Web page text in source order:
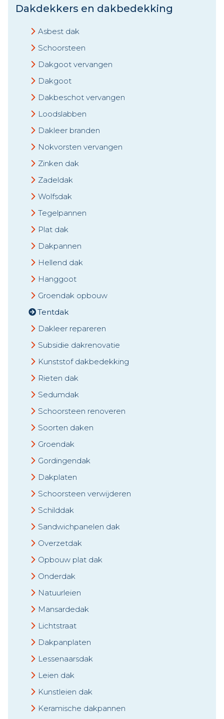
Dakdekkers en dakbedekking
Asbest dak
Schoorsteen
Dakgoot vervangen
Dakgoot
Dakbeschot vervangen
Loodslabben
Dakleer branden
Nokvorsten vervangen
Zinken dak
Zadeldak
Wolfsdak
Tegelpannen
Plat dak
Dakpannen
Hellend dak
Hanggoot
Groendak opbouw
Tentdak
Dakleer repareren
Subsidie dakrenovatie
Kunststof dakbedekking
Rieten dak
Sedumdak
Schoorsteen renoveren
Soorten daken
Groendak
Gordingendak
Dakplaten
Schoorsteen verwijderen
Schilddak
Sandwichpanelen dak
Overzetdak
Opbouw plat dak
Onderdak
Natuurleien
Mansardedak
Lichtstraat
Dakpanplaten
Lessenaarsdak
Leien dak
Kunstleien dak
Keramische dakpannen